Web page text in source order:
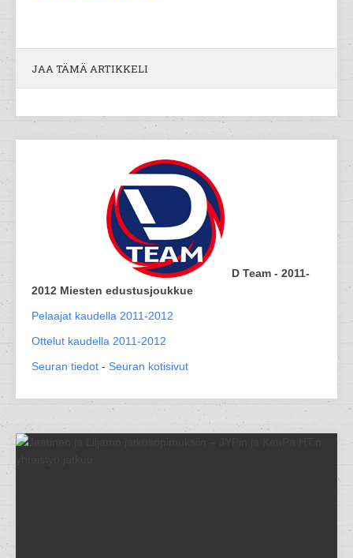
JAA TÄMÄ ARTIKKELI
D Team - 2011-
2012 Miesten edustusjoukkue
Pelaajat kaudella 2011-2012
Ottelut kaudella 2011-2012
Seuran tiedot - Seuran kotisivut